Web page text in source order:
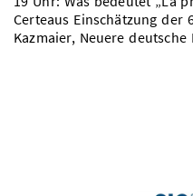
Certeaus Einschätzung der
Kazmaier, Neuere